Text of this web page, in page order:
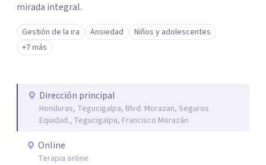
mirada integral.
Gestión de la ira Ansiedad
Niños y adolescentes
+7 más
Dirección principal
Honduras, Tegucigalpa, Blvd. Morazan, Seguros
Equidad., Tegucigalpa, Francisco Morazán
Online
Terapia online